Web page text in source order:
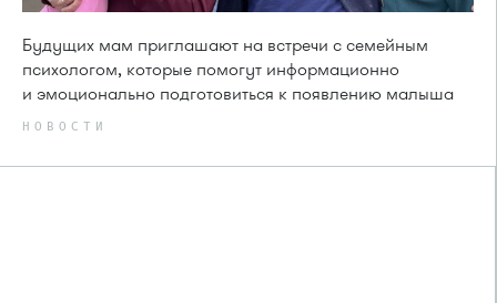
Будущих мам приглашают на встречи с семейным
психологом, которые помогут информационно
и эмоционально подготовиться к появлению малыша
НОВОСТИ